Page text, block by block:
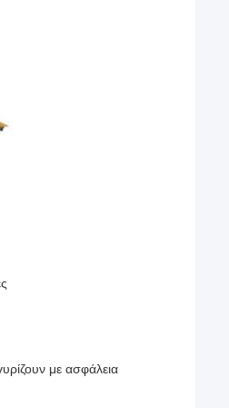
με ασφάλεια